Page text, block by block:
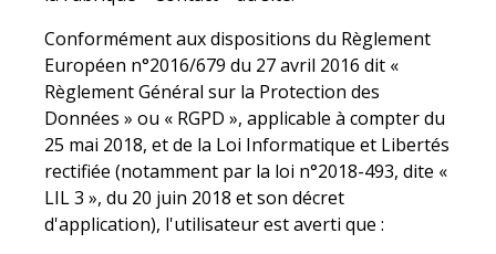
Conformément aux dispositions du Règlement
Européen n°2016/679 du 27 avril 2016 dit «
Règlement Général sur la Protection des
Données » ou « RGPD », applicable à compter du
25 mai 2018, et de la Loi Informatique et Libertés
rectifiée (notamment par la loi n°2018-493, dite «
LIL 3 », du 20 juin 2018 et son décret
d'application), l'utilisateur est averti que :